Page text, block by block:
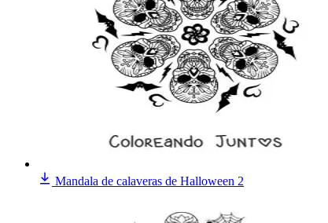
Mandala de calaveras de Halloween 2